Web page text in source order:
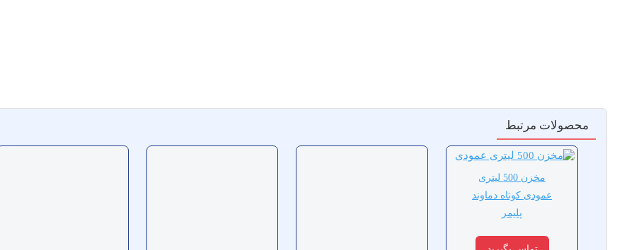
محصولات مرتبط
مخزن 500 لیتری
عمودی کوتاه دماوند
پلیمر